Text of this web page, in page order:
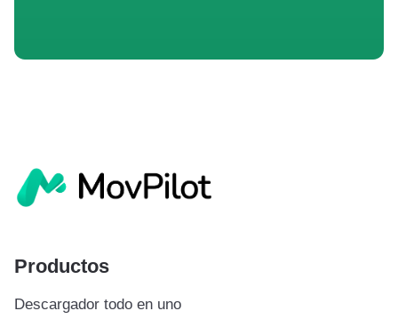
Productos
Descargador todo en uno